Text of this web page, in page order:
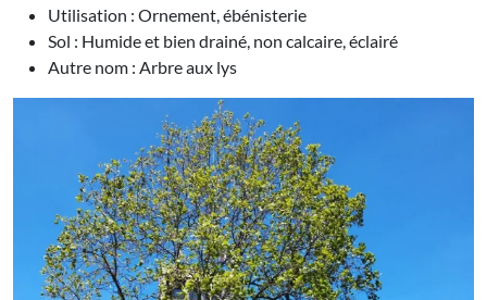
Utilisation : Ornement, ébénisterie
Sol : Humide et bien drainé, non calcaire, éclairé
Autre nom : Arbre aux lys